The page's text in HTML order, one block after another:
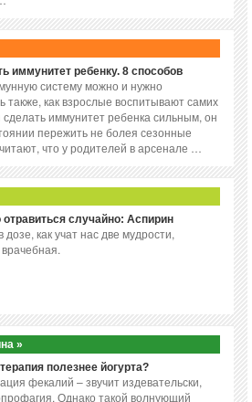
иммунитет ребенку. 8 способов
систему можно и нужно
также, как взрослые воспитывают самих
сделать иммунитет ребенка сильным, он
пережить не болея сезонные
что у родителей в арсенале …
случайно: Аспирин
как учат нас две мудрости,
»
полезнее йогурта?
фекалий – звучит издевательски,
Однако такой волнующий